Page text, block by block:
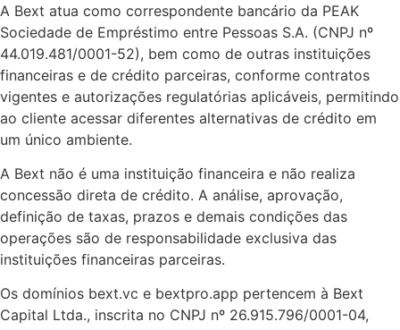
A Bext atua como correspondente bancário da PEAK
Sociedade de Empréstimo entre Pessoas S.A. (CNPJ nº
44.019.481/0001-52), bem como de outras instituições
financeiras e de crédito parceiras, conforme contratos
vigentes e autorizações regulatórias aplicáveis, permitindo
ao cliente acessar diferentes alternativas de crédito em
um único ambiente.
A Bext não é uma instituição financeira e não realiza
concessão direta de crédito. A análise, aprovação,
definição de taxas, prazos e demais condições das
operações são de responsabilidade exclusiva das
instituições financeiras parceiras.
Os domínios bext.vc e bextpro.app pertencem à Bext
Capital Ltda., inscrita no CNPJ nº 26.915.796/0001-04,